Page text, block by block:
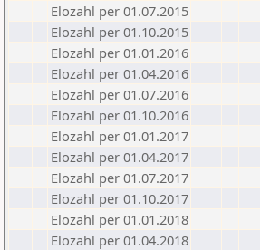
Elozahl per 01.07.2015
Elozahl per 01.10.2015
Elozahl per 01.01.2016
Elozahl per 01.04.2016
Elozahl per 01.07.2016
Elozahl per 01.10.2016
Elozahl per 01.01.2017
Elozahl per 01.04.2017
Elozahl per 01.07.2017
Elozahl per 01.10.2017
Elozahl per 01.01.2018
Elozahl per 01.04.2018